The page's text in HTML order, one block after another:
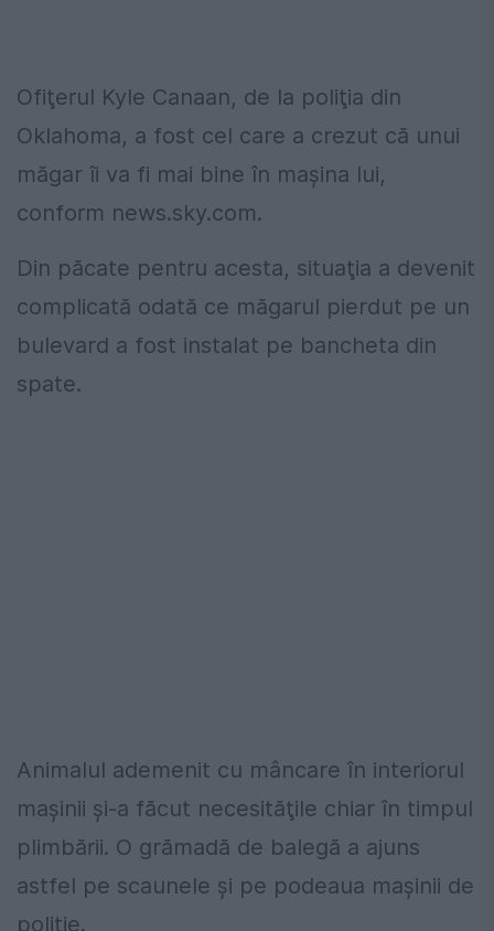
Ofiţerul Kyle Canaan, de la poliţia din
Oklahoma, a fost cel care a crezut că unui
măgar îi va fi mai bine în maşina lui,
conform news.sky.com.
Din păcate pentru acesta, situaţia a devenit
complicată odată ce măgarul pierdut pe un
bulevard a fost instalat pe bancheta din
spate.
Animalul ademenit cu mâncare în interiorul
maşinii şi-a făcut necesităţile chiar în timpul
plimbării. O grămadă de balegă a ajuns
astfel pe scaunele şi pe podeaua maşinii de
poliţie.